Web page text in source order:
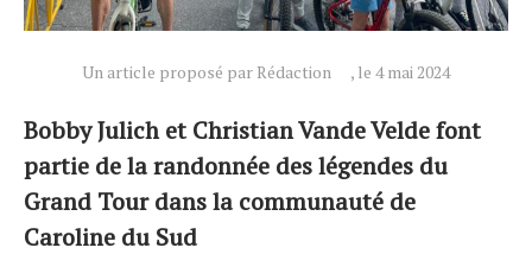
Un article proposé par Rédaction , le 4 mai 2024
Bobby Julich et Christian Vande Velde font
partie de la randonnée des légendes du
Grand Tour dans la communauté de
Caroline du Sud